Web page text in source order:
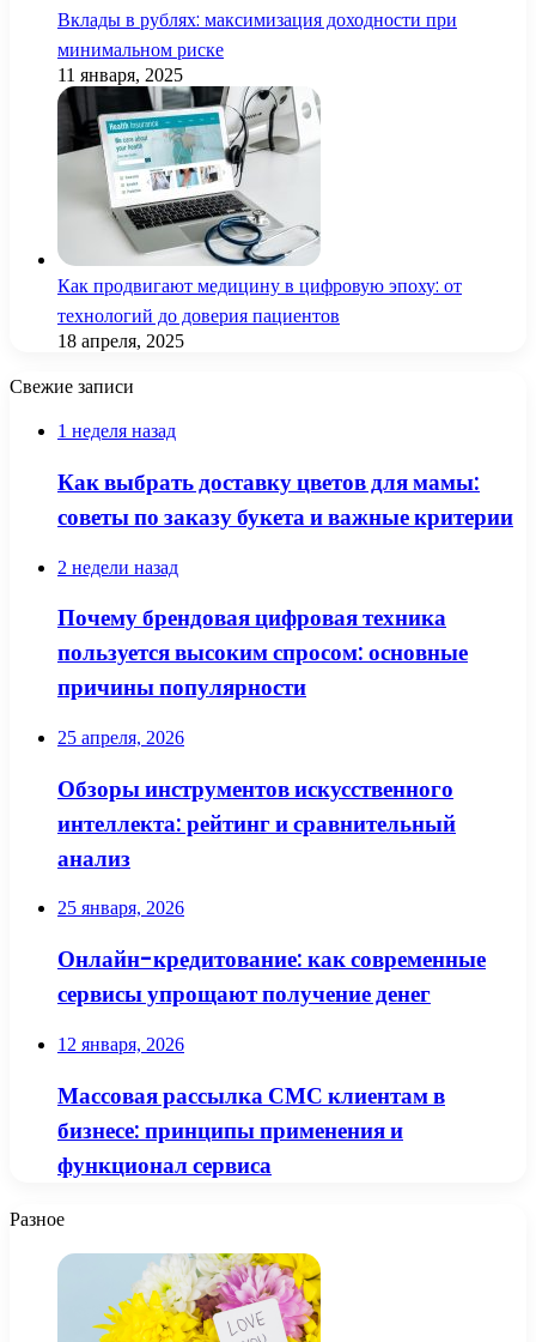
Вклады в рублях: максимизация доходности при
минимальном риске
11 января, 2025
Как продвигают медицину в цифровую эпоху: от
технологий до доверия пациентов
18 апреля, 2025
Свежие записи
1 неделя назад
Как выбрать доставку цветов для мамы:
советы по заказу букета и важные критерии
2 недели назад
Почему брендовая цифровая техника
пользуется высоким спросом: основные
причины популярности
25 апреля, 2026
Обзоры инструментов искусственного
интеллекта: рейтинг и сравнительный
анализ
25 января, 2026
Онлайн-кредитование: как современные
сервисы упрощают получение денег
12 января, 2026
Массовая рассылка СМС клиентам в
бизнесе: принципы применения и
функционал сервиса
Разное